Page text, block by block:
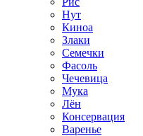
Нут
Киноа
Злаки
Семечки
Фасоль
Чечевица
Мука
Лён
Консервация
Варенье